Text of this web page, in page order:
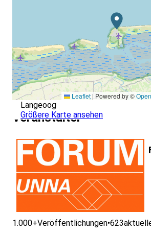
Leaflet | Powered by ©
Langeoog
Größere Karte ansehen
Veranstalter
1.000+Veröffentlichungen•623